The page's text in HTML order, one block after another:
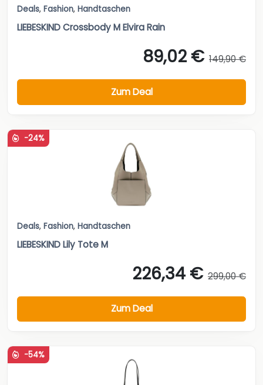
Deals, Fashion, Handtaschen
LIEBESKIND Crossbody M Elvira Rain
89,02 € 149,90 €
Zum Deal
-24%
Deals, Fashion, Handtaschen
LIEBESKIND Lily Tote M
226,34 € 299,00 €
Zum Deal
-54%